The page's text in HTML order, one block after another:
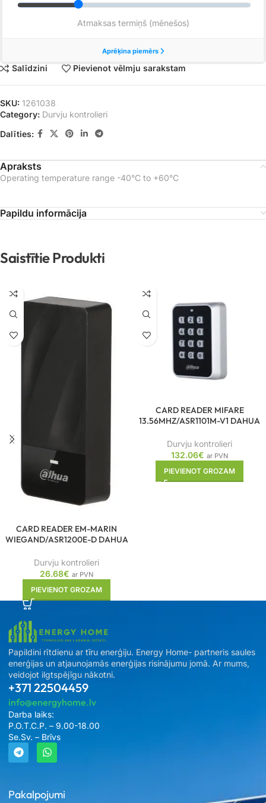
Salīdzini Pievienot vēlmju sarakstam
SKU: 1261038
Category: Durvju kontrolieri
Dalīties:
Apraksts
Operating temperature range -40°C to +60°C
Papildu informācija
Saistītie Produkti
CARD READER EM-MARIN
WIEGAND/ASR1200E-D DAHUA
Durvju kontrolieri
26.68€ ar PVN
PIEVIENOT GROZAM
CARD READER MIFARE
13.56MHZ/ASR1101M-V1 DAHUA
Durvju kontrolieri
132.06€ ar PVN
PIEVIENOT GROZAM
Pakalpojumi
Papildini rītdienu ar tīru enerģiju. Energy Home- partneris saules
enerģijas un atjaunojamās enerģijas risinājumu jomā. Ar mums,
veidojot ilgtspējīgu nākotni.
+371 22504459
info@energyhome.lv
Darba laiks:
P.O.T.C.P. – 9.00-18.00
Se.Sv. – Brīvs